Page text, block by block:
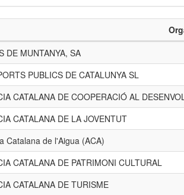
DE MUNTANYA, SA
PUBLICS DE CATALUNYA SL
CATALANA DE COOPERACIÓ AL
CATALANA DE LA JOVENTUT
Catalana de l'Aigua (ACA)
CATALANA DE PATRIMONI CULTURAL
CATALANA DE TURISME